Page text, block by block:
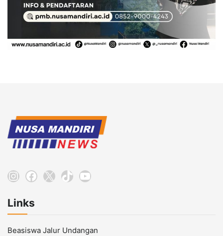
Instagram
Facebook
X TikTokYouTube
Links
Beasiswa Jalur Undangan